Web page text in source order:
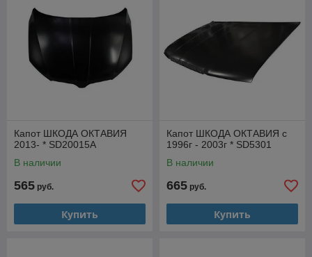
Капот ШКОДА ОКТАВИЯ
2013- * SD20015A
В наличии
565 руб.
Купить
Капот ШКОДА ОКТАВИЯ с
1996г - 2003г * SD5301
В наличии
665 руб.
Купить